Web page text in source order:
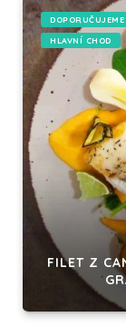
DOPORUČUJEME
HLAVNÍ CHOD
FILET Z